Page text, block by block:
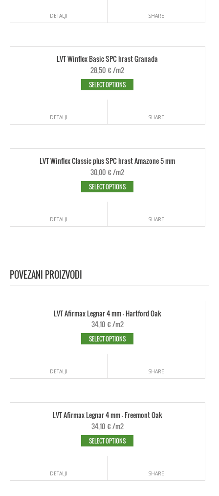
DETALJI SHARE
LVT Winflex Basic SPC hrast Granada
28,50 €/m2
SELECT OPTIONS
DETALJI SHARE
LVT Winflex Classic plus SPC hrast Amazone 5 mm
30,00 €/m2
SELECT OPTIONS
DETALJI SHARE
POVEZANI PROIZVODI
LVT Afirmax Legnar 4 mm - Hartford Oak
34,10 €/m2
SELECT OPTIONS
DETALJI SHARE
LVT Afirmax Legnar 4 mm - Freemont Oak
34,10 €/m2
SELECT OPTIONS
DETALJI SHARE